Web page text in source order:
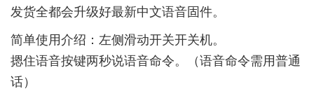
发货全都会升级好最新中文语音固件。
简单使用介绍：左侧滑动开关开关机。
摁住语音按键两秒说语音命令。（语音命令需用普通
话）